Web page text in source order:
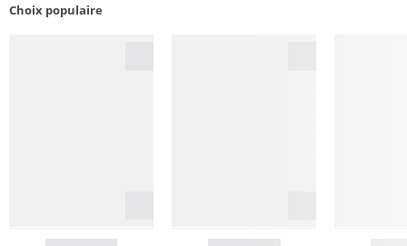
Choix populaire